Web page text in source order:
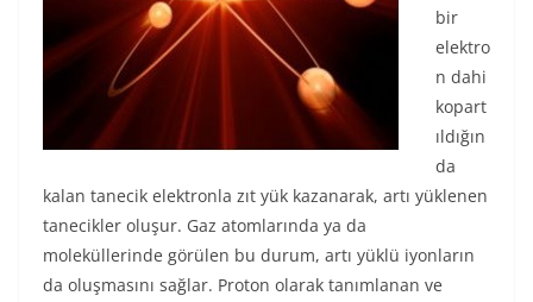
bir
elektro
n dahi
kopart
ıldığın
da
kalan tanecik elektronla zıt yük kazanarak, artı yüklenen
tanecikler oluşur. Gaz atomlarında ya da
moleküllerinde görülen bu durum, artı yüklü iyonların
da oluşmasını sağlar. Proton olarak tanımlanan ve